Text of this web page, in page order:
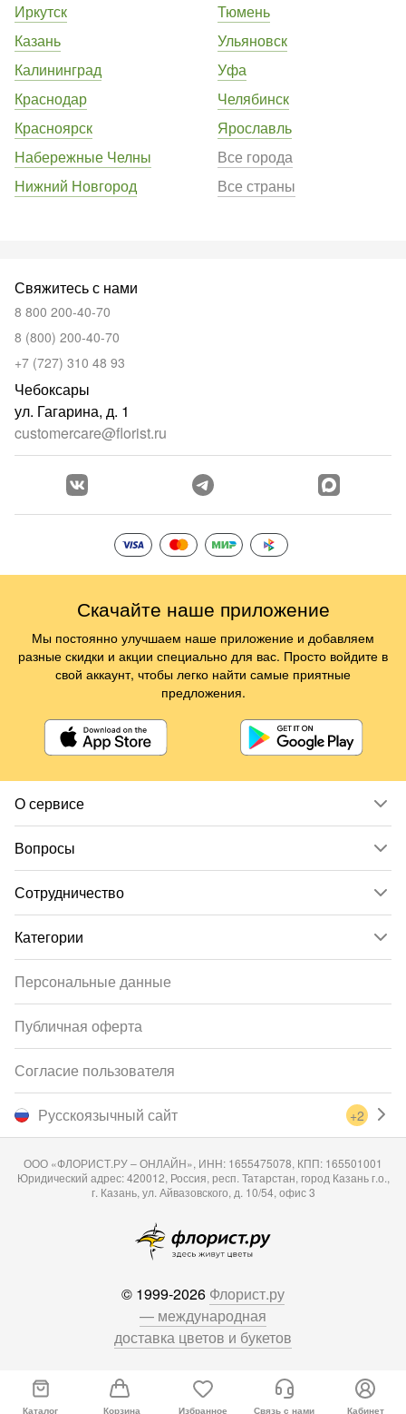
Иркутск
Казань
Калининград
Краснодар
Красноярск
Набережные Челны
Нижний Новгород
Тюмень
Ульяновск
Уфа
Челябинск
Ярославль
Все города
Все страны
О сервисе
Вопросы
Сотрудничество
Категории
Свяжитесь с нами
8 800 200-40-70
8 (800) 200-40-70
+7 (727) 310 48 93
Чебоксары
ул. Гагарина, д. 1
customercare@florist.ru
Русскоязычный сайт +2
Персональные данные
Публичная оферта
Согласие пользователя
ООО «ФЛОРИСТ.РУ – ОНЛАЙН», ИНН: 1655475078, КПП: 165501001
Юридический адрес: 420012, Россия, респ. Татарстан, город Казань г.о.,
г. Казань, ул. Айвазовского, д. 10/54, офис 3
© 1999-2026 Флорист.ру
— международная
доставка цветов и букетов
Скачайте наше приложение
Мы постоянно улучшаем наше приложение и добавляем
разные скидки и акции специально для вас. Просто войдите в
свой аккаунт, чтобы легко найти самые приятные
предложения.
Каталог Корзина Избранное Связь с нами Кабинет